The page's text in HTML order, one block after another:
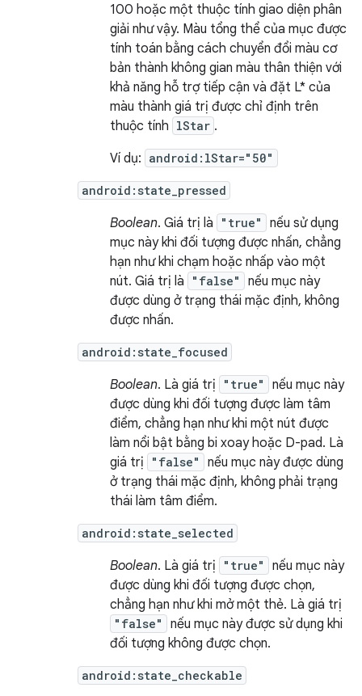
100 hoặc một thuộc tính giao diện phân
giải như vậy. Màu tổng thể của mục được
tính toán bằng cách chuyển đổi màu cơ
bản thành không gian màu thân thiện với
khả năng hỗ trợ tiếp cận và đặt L* của
màu thành giá trị được chỉ định trên
thuộc tính lStar .
Ví dụ: android:lStar="50"
android:state_pressed
Boolean. Giá trị là "true"
nếu sử dụng
mục này khi đối tượng được nhấn, chẳng
hạn như khi chạm hoặc nhấp vào một
nút. Giá trị là
"false"
nếu mục này
được dùng ở trạng thái mặc định, không
được nhấn.
android:state_focused
Boolean. Là giá trị "true"
nếu mục này
được dùng khi đối tượng được làm tâm
điểm, chẳng hạn như khi một nút được
làm nổi bật bằng bi xoay hoặc D-pad. Là
giá trị
"false"
nếu mục này được dùng
ở trạng thái mặc định, không phải trạng
thái làm tâm điểm.
android:state_selected
Boolean. Là giá trị "true"
nếu mục này
được dùng khi đối tượng được chọn,
chẳng hạn như khi mở một thẻ. Là giá trị
"false"
nếu mục này được sử dụng khi
đối tượng không được chọn.
android:state_checkable